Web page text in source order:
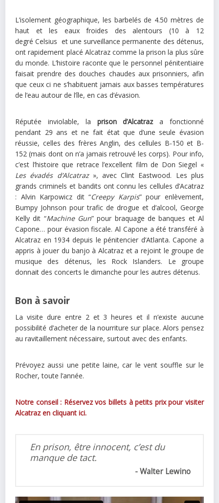
L’isolement géographique, les barbelés de 4.50 mètres de
haut et les eaux froides des alentours (10 à 12
degré Celsius et une surveillance permanente des détenus,
ont rapidement placé Alcatraz comme la prison la plus sûre
du monde. L’histoire raconte que le personnel pénitentiaire
faisait prendre des douches chaudes aux prisonniers, afin
que ceux ci ne s’habituent jamais aux basses températures
de l’eau autour de l’île, en cas d’évasion.
Réputée inviolable, la prison d’Alcatraz a fonctionné
pendant 29 ans et ne fait état que d’une seule évasion
réussie, celles des frères Anglin, des cellules B-150 et B-
152 (mais dont on n’a jamais retrouvé les corps). Pour info,
c’est l’histoire que retrace l’excellent film de Don Siegel «
Les évadés d’Alcatraz», avec Clint Eastwood. Les plus
grands criminels et bandits ont connu les cellules d’Acatraz
: Alvin Karpowicz dit “Creepy Karpis” pour enlèvement,
Bumpy Johnson pour trafic de drogue et d’alcool, George
Kelly dit “Machine Gun” pour braquage de banques et Al
Capone… pour évasion fiscale. Al Capone a été transféré à
Alcatraz en 1934 depuis le pénitencier d’Atlanta. Capone a
appris à jouer du banjo à Alcatraz et a rejoint le groupe de
musique des détenus, les Rock Islanders. Le groupe
donnait des concerts le dimanche pour les autres détenus.
Bon à savoir
La visite dure entre 2 et 3 heures et il n’existe aucune
possibilité d’acheter de la nourriture sur place. Alors pensez
au ravitaillement nécessaire, surtout avec des enfants.
Prévoyez aussi une petite laine, car le vent souffle sur le
Rocher, toute l’année.
Notre conseil : Réservez vos billets à petits prix pour visiter
Alcatraz en cliquant ici.
En prison, être innocent, c’est du
manque de tact.
Walter Lewino